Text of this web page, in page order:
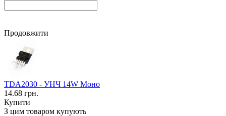
Продовжити
TDA2030 - УНЧ 14W Моно
14.68 грн.
Купити
З цим товаром купують